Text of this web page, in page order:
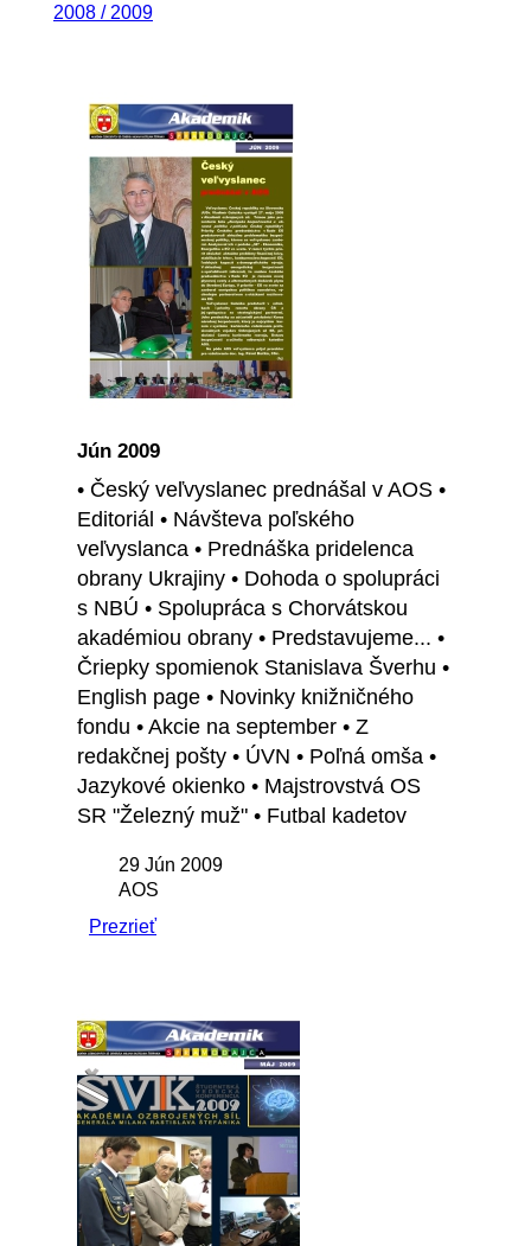
2008 / 2009
Jún 2009
• Český veľvyslanec prednášal v AOS •
Editoriál • Návšteva poľského
veľvyslanca • Prednáška pridelenca
obrany Ukrajiny • Dohoda o spolupráci
s NBÚ • Spolupráca s Chorvátskou
akadémiou obrany • Predstavujeme... •
Čriepky spomienok Stanislava Šverhu •
English page • Novinky knižničného
fondu • Akcie na september • Z
redakčnej pošty • ÚVN • Poľná omša •
Jazykové okienko • Majstrovstvá OS
SR "Železný muž" • Futbal kadetov
29 Jún 2009
AOS
Prezrieť